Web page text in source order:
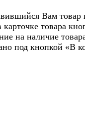
Вам товар
карточке товара
на наличие
под кнопкой «В